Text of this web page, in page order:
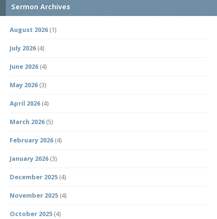
Sermon Archives
August 2026 (1)
July 2026 (4)
June 2026 (4)
May 2026 (3)
April 2026 (4)
March 2026 (5)
February 2026 (4)
January 2026 (3)
December 2025 (4)
November 2025 (4)
October 2025 (4)